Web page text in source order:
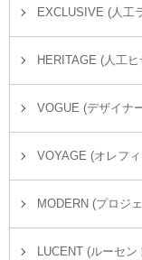
EXCLUSIVE (人工
HERITAGE (人工
VOGUE (デザイナ
VOYAGE (オレフ
MODERN (プロジ
LUCENT (ルーセン